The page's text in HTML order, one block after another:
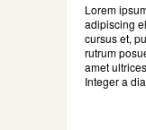
Lorem
adipiscing
cursus et,
rutrum
amet
Integer a